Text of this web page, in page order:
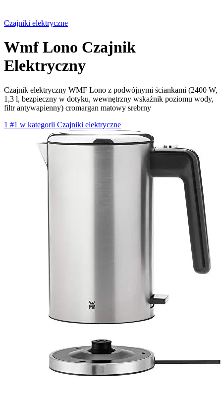
Czajniki elektryczne
Wmf Lono Czajnik
Elektryczny
Czajnik elektryczny WMF Lono z podwójnymi ściankami (2400 W,
1,3 l, bezpieczny w dotyku, wewnętrzny wskaźnik poziomu wody,
filtr antywapienny) cromargan matowy srebrny
1 #1 w kategorii Czajniki elektryczne